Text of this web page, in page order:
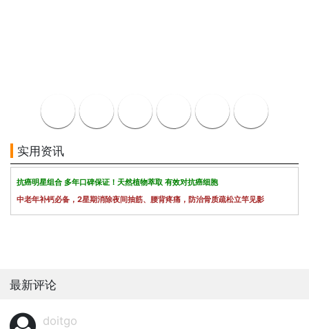
实用资讯
抗癌明星组合 多年口碑保证！天然植物萃取 有效对抗癌细胞
中老年补钙必备，2星期消除夜间抽筋、腰背疼痛，防治骨质疏松立竿见影
最新评论
doitgo